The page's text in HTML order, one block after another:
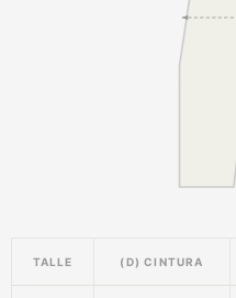
TALLE (D) CINTURA